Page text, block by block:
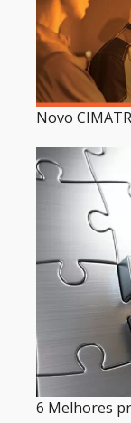
Novo
6 Melhores